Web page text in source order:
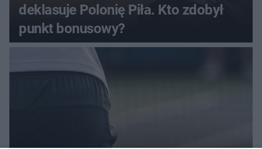
deklasuje Polonię Piła. Kto zdobył
punkt bonusowy?